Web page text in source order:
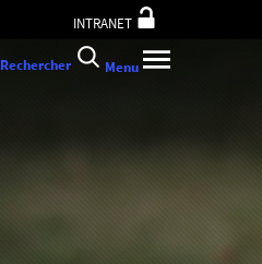
INTRANET
Rechercher Menu